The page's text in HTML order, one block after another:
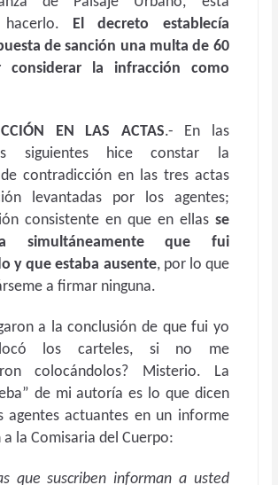
hacerlo. El decreto establecía
de sanción una multa de 60
considerar la infracción como
EN LAS ACTAS.- En las
siguientes hice constar la
contradicción en las tres actas
levantadas por los agentes;
consistente en que en ellas se
simultáneamente que fui
y que estaba ausente, por lo que
a firmar ninguna.
a la conclusión de que fui yo
los carteles, si no me
colocándolos? Misterio. La
de mi autoría es lo que dicen
agentes actuantes en un informe
a la Comisaria del Cuerpo:
que suscriben informan a usted